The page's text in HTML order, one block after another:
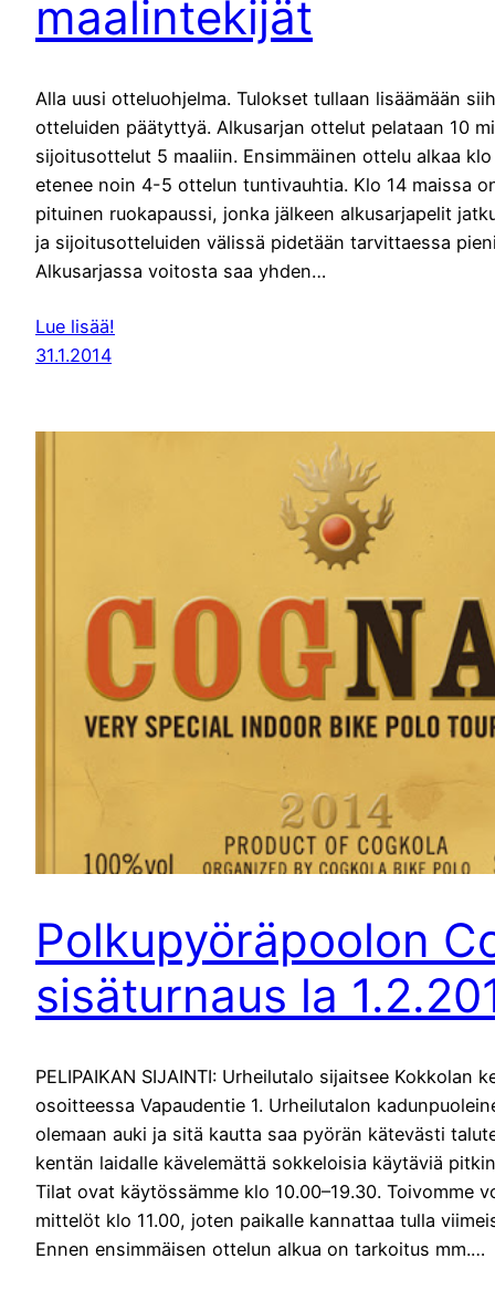
maalintekijät
Alla uusi otteluohjelma. Tulokset tullaan lisäämään
otteluiden päätyttyä. Alkusarjan ottelut pelataan 10
sijoitusottelut 5 maaliin. Ensimmäinen ottelu alkaa klo
etenee noin 4-5 ottelun tuntivauhtia. Klo 14 maissa
pituinen ruokapaussi, jonka jälkeen alkusarjapelit
ja sijoitusotteluiden välissä pidetään tarvittaessa
Alkusarjassa voitosta saa yhden…
Lue lisää!
31.1.2014
Polkupyöräpoolon
sisäturnaus la
PELIPAIKAN SIJAINTI: Urheilutalo sijaitsee Kokkolan
osoitteessa Vapaudentie 1. Urheilutalon
olemaan auki ja sitä kautta saa pyörän kätevästi
kentän laidalle kävelemättä sokkeloisia käytäviä
Tilat ovat käytössämme klo 10.00–19.30. Toivomme
mittelöt klo 11.00, joten paikalle kannattaa tulla
Ennen ensimmäisen ottelun alkua on tarkoitus mm.…